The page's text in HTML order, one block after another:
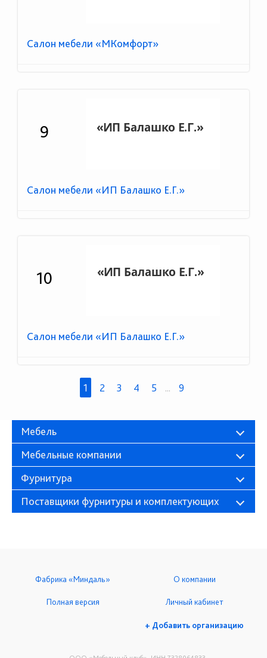
Салон мебели «МКомфорт»
9
Салон мебели «ИП Балашко Е.Г.»
10
Салон мебели «ИП Балашко Е.Г.»
1 2 3 4 5 ... 9
Мебель
Мебельные компании
Фурнитура
Поставщики фурнитуры и комплектующих
Фабрика «Миндаль» О компании
Полная версия Личный кабинет
+ Добавить организацию